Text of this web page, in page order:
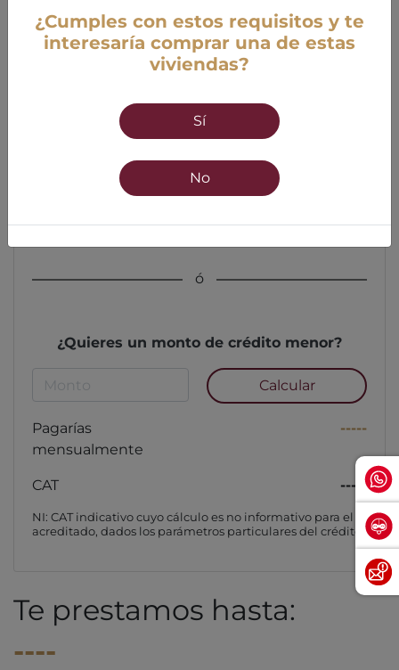
¿Cumples con estos requisitos y te
interesaría comprar una de estas
viviendas?
Sí
No
Edad
18 años mínimo 55 años máximo
ó
¿Quieres un monto de crédito menor?
Calcular
Pagarías
mensualmente
-----
CAT -----
NI: CAT indicativo cuyo cálculo es no informativo para el
acreditado, dados los parámetros particulares del crédito
Te prestamos hasta:
----